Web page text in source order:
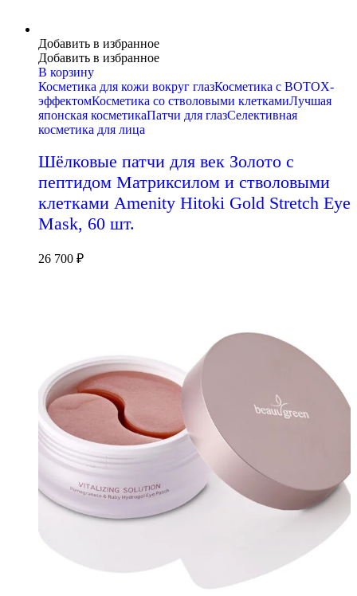
Добавить в избранное
Добавить в избранное
В корзину
Косметика для кожи вокруг глазКосметика с BOTOX-
эффектомКосметика со стволовыми клеткамиЛучшая
японская косметикаПатчи для глазСелективная
косметика для лица
Шёлковые патчи для век Золото с
пептидом Матриксилом и стволовыми
клетками Amenity Hitoki Gold Stretch Eye
Mask, 60 шт.
26 700 ₽